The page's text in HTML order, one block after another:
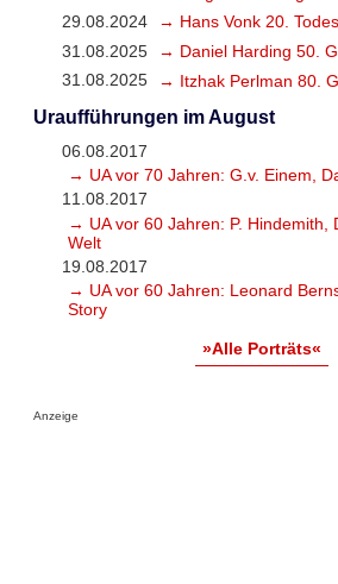
29.08.2024
→ Hans Vonk 20.
31.08.2025
→ Daniel Harding 50.
31.08.2025
→ Itzhak Perlman 80.
Uraufführungen im August
06.08.2017
→ UA vor 70 Jahren: G.v. Einem,
11.08.2017
→ UA vor 60 Jahren: P. Hindemith,
Welt
19.08.2017
→ UA vor 60 Jahren: Leonard
Story
»Alle Porträts«
Anzeige